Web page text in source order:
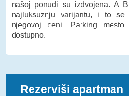
Rezerviši apartman
našoj ponudi su izdvojena. A
najluksuznju varijantu, i to se
njegovoj ceni. Parking
dostupno.